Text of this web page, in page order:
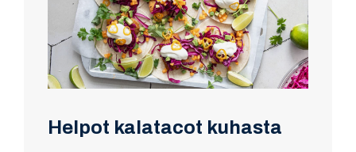
Helpot kalatacot kuhasta